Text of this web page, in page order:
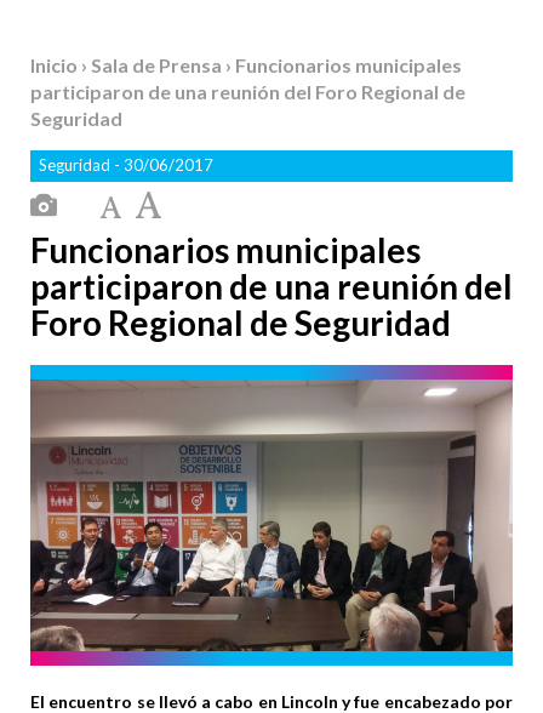
Inicio › Sala de Prensa › Funcionarios municipales
participaron de una reunión del Foro Regional de
Seguridad
Seguridad - 30/06/2017
Funcionarios municipales
participaron de una reunión del
Foro Regional de Seguridad
El encuentro se llevó a cabo en Lincoln y fue encabezado por